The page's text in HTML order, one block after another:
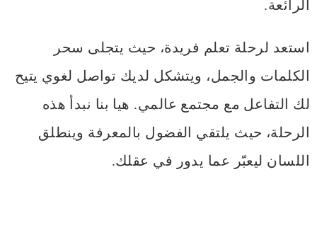
الرائعة.
استعد لرحلة تعلم فريدة، حيث يتجلى سحر
الكلمات والجمل، ويتشكل لديك تواصل لغوي يتيح
لك التفاعل مع مجتمع عالمي. هيا بنا نبدأ هذه
الرحلة، حيث يلتقي الفضول بالمعرفة وينطلق
اللسان ليعبّر عما يدور في عقلك.